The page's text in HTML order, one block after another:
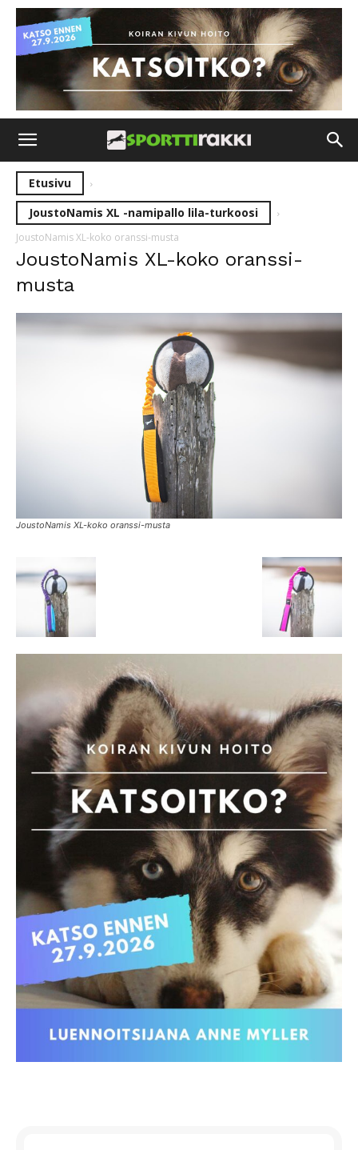
Etusivu
JoustoNamis XL -namipallo lila-turkoosi
JoustoNamis XL-koko oranssi-musta
JoustoNamis XL-koko oranssi-
musta
JoustoNamis XL-koko oranssi-musta